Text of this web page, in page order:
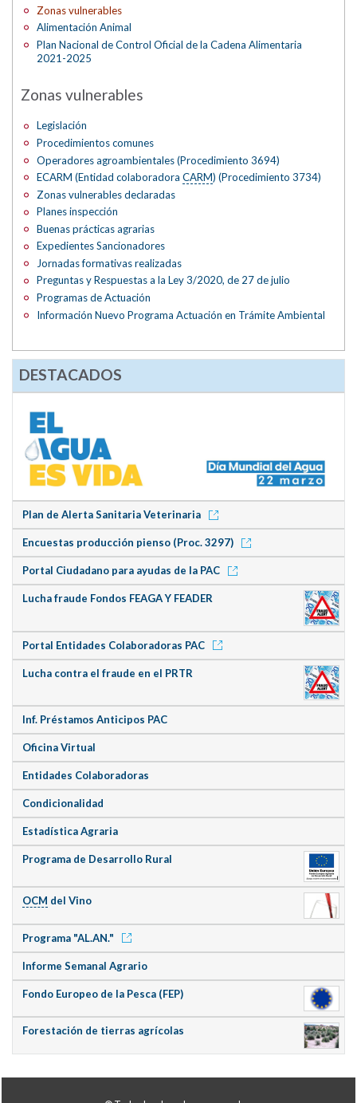
Zonas vulnerables
Alimentación Animal
Plan Nacional de Control Oficial de la Cadena Alimentaria
2021-2025
Zonas vulnerables
Legislación
Procedimientos comunes
Operadores agroambientales (Procedimiento 3694)
ECARM (Entidad colaboradoraCARM) (Procedimiento 3734)
Zonas vulnerables declaradas
Planes inspección
Buenas prácticas agrarias
Expedientes Sancionadores
Jornadas formativas realizadas
Preguntas y Respuestas a la Ley 3/2020, de 27 de julio
Programas de Actuación
Información Nuevo Programa Actuación en Trámite Ambiental
DESTACADOS
Plan de Alerta Sanitaria Veterinaria
Encuestas producción pienso (Proc. 3297)
Portal Ciudadano para ayudas de la PAC
Lucha fraude Fondos FEAGA Y FEADER
Portal Entidades Colaboradoras PAC
Lucha contra el fraude en el PRTR
Inf. Préstamos Anticipos PAC
Oficina Virtual
Entidades Colaboradoras
Condicionalidad
Estadística Agraria
Programa de Desarrollo Rural
OCM del Vino
Programa "AL.AN."
Informe Semanal Agrario
Fondo Europeo de la Pesca (FEP)
Forestación de tierras agrícolas